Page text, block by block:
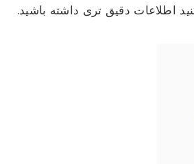
اطلاعات دقیق تری داشته باشید.